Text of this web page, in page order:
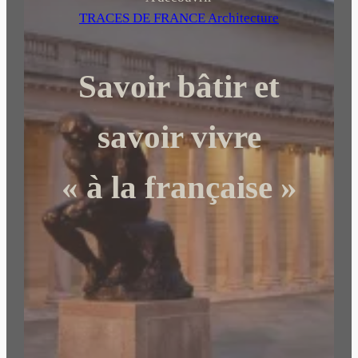
r
c
h
r
TRACES DE FRANCE Architecture
Savoir bâtir et
savoir vivre
« à la française »